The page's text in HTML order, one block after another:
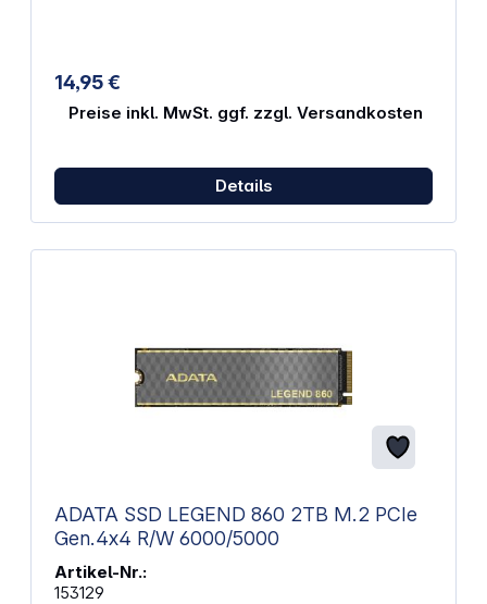
14,95 €
Preise inkl. MwSt. ggf. zzgl. Versandkosten
Details
ADATA SSD LEGEND 860 2TB M.2 PCIe
Gen.4x4 R/W 6000/5000
Artikel-Nr.:
153129